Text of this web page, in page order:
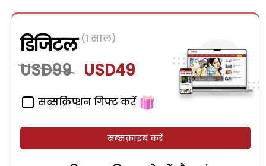
डिजिटल (1 साल)
USD99 USD49
सब्सक्रिप्शन गिफ्ट करें
सब्सक्राइब करें